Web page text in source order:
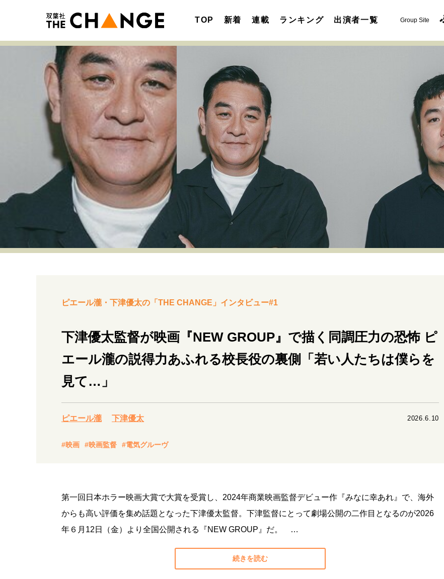
TOP 新着 連載 ランキング 出演者一覧 Group Site
SPECIAL 注目の記事テーマで探す
サイトの核・哲学 運命を変えた出会い 未
表現者の葛藤
キャリア・働き方 セカンドキャリアの描き方 大人の学び直し
夢を掴む選択
経営・ビジネス 変革の原動力 次世代へのバトン
40代からの景色
社会・カルチャー・マネー 地域とつながる/お金との付き合い方
ピエール瀧・下津優太の「THE CHANGE」インタビュー#1
下津優太監督が映画『NEW GROUP』で描く同調圧力の恐怖 ピ
エール瀧の説得力あふれる校長役の裏側「若い人たちは僕らを
見て…」
ピエール瀧 下津優太 2026.6.10
#映画 #映画監督 #電気グルーヴ
第一回日本ホラー映画大賞で大賞を受賞し、2024年商業映画監督デビュー作『みなに幸あれ』で、海外
からも高い評価を集め話題となった下津優太監督。下津監督にとって劇場公開の二作目となるのが2026
年６月12日（金）より全国公開される『NEW GROUP』だ。 …
続きを読む